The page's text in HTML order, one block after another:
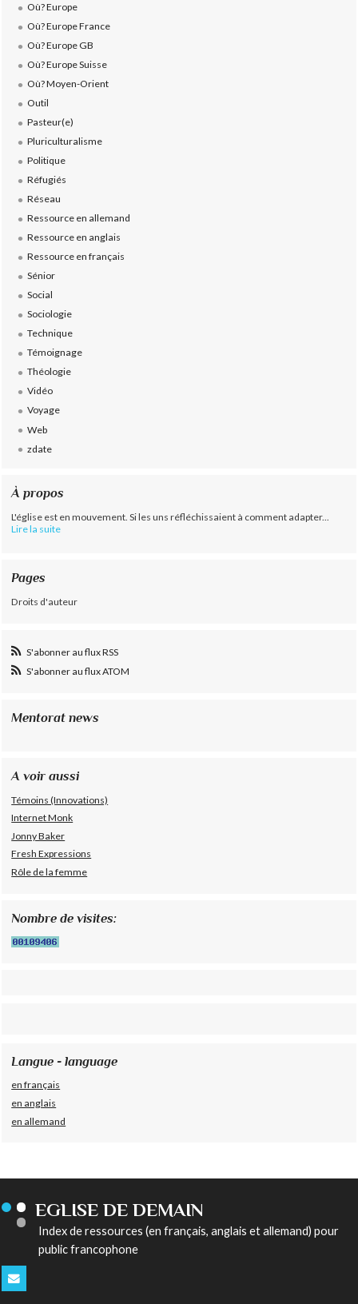
Où? Europe
Où? Europe France
Où? Europe GB
Où? Europe Suisse
Où? Moyen-Orient
Outil
Pasteur(e)
Pluriculturalisme
Politique
Réfugiés
Réseau
Ressource en allemand
Ressource en anglais
Ressource en français
Sénior
Social
Sociologie
Technique
Témoignage
Théologie
Vidéo
Voyage
Web
zdate
À propos
L'église est en mouvement. Si les uns réfléchissaient à comment adapter...
Lire la suite
Pages
Droits d'auteur
S'abonner au flux RSS
S'abonner au flux ATOM
Mentorat news
A voir aussi
Témoins (Innovations)
Internet Monk
Jonny Baker
Fresh Expressions
Rôle de la femme
Nombre de visites:
Langue - language
en français
en anglais
en allemand
EGLISE DE DEMAIN
Index de ressources (en français, anglais et allemand) pour
public francophone